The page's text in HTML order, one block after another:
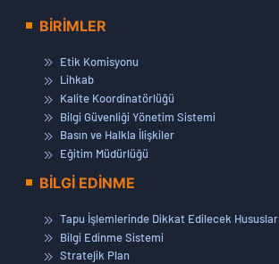
BİRİMLER
Etik Komisyonu
Lihkab
Kalite Koordinatörlüğü
Bilgi Güvenliği Yönetim Sistemi
Basın ve Halkla İlişkiler
Eğitim Müdürlüğü
BİLGİ EDİNME
Tapu İşlemlerinde Dikkat Edilecek Hususlar
Bilgi Edinme Sistemi
Stratejik Plan